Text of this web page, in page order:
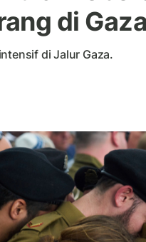
di Gaza
di Jalur Gaza.